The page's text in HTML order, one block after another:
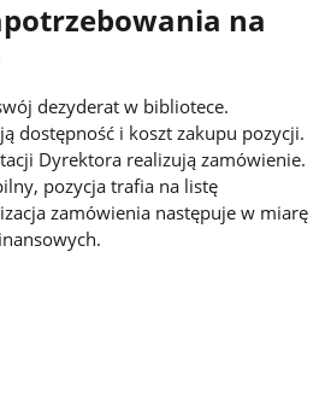
na
dezyderat w bibliotece.
dostępność i koszt zakupu pozycji.
Dyrektora realizują zamówienie.
pozycja trafia na listę
zamówienia następuje w miarę